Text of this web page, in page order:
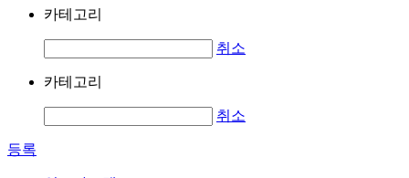
카테고리
취소
카테고리
취소
등록